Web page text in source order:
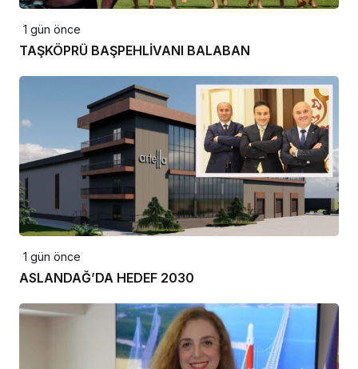
1 gün önce
TAŞKÖPRÜ BAŞPEHLİVANI BALABAN
1 gün önce
ASLANDAĞ’DA HEDEF 2030